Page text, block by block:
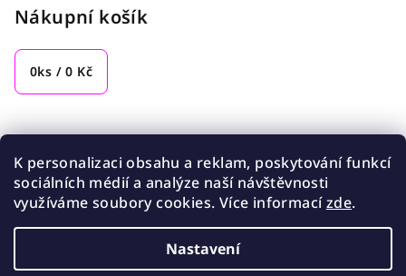
K personalizaci obsahu a reklam, poskytování funkcí
sociálních médií a analýze naší návštěvnosti
využíváme soubory cookies. Více informacízde.
Nastavení
Nákupní košík
0ks /0 Kč
Přijímáme online platby